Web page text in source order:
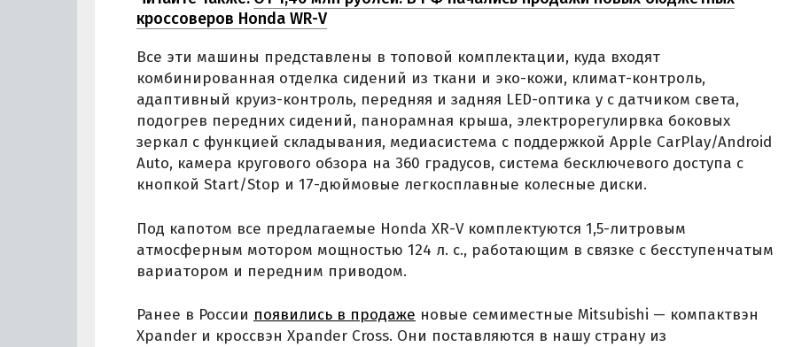
кроссоверов Honda WR-V
Все эти машины представлены в топовой комплектации, куда входят
комбинированная отделка сидений из ткани и эко-кожи, климат-контроль,
адаптивный круиз-контроль, передняя и задняя LED-оптика у с датчиком света,
подогрев передних сидений, панорамная крыша, электрорегулирвка боковых
зеркал с функцией складывания, медиасистема с поддержкой Apple CarPlay/Android
Auto, камера кругового обзора на 360 градусов, система бесключевого доступа с
кнопкой Start/Stop и 17-дюймовые легкосплавные колесные диски.
Под капотом все предлагаемые Honda XR-V комплектуются 1,5-литровым
атмосферным мотором мощностью 124 л. с., работающим в связке с бесступенчатым
вариатором и передним приводом.
Ранее в России появились в продаже новые семиместные Mitsubishi — компактвэн
Xpander и кроссвэн Xpander Cross. Они поставляются в нашу страну из